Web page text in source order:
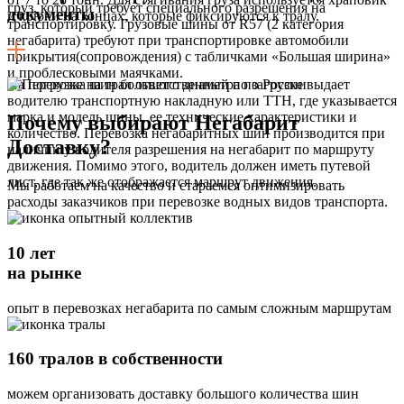
и крюки на концах, которые фиксируются к тралу.
груз, который требует специального разрешения на
транспортировку. Грузовые шины от R57 (2 категория
негабарита) требуют при транспортировке автомобили
прикрытия(сопровождения) с табличками «Большая ширина»
и проблесковыми маячками.
документы
На погрузке на трал ответственный по загрузке выдает
водителю транспортную накладную или ТТН, где указывается
марка и модель шины, ее технические характеристики и
количество. Перевозка негабаритных шин производится при
наличии у водителя разрешения на негабарит по маршруту
движения. Помимо этого, водитель должен иметь путевой
лист, где так же отображается маршрут движения.
Почему выбирают Негабарит
Доставку?
Мы работаем на качество и стараемся оптимизировать
расходы заказчиков при перевозке водных видов транспорта.
10 лет
на рынке
опыт в перевозках негабарита по самым сложным маршрутам
160 тралов в собственности
можем организовать доставку большого количества шин